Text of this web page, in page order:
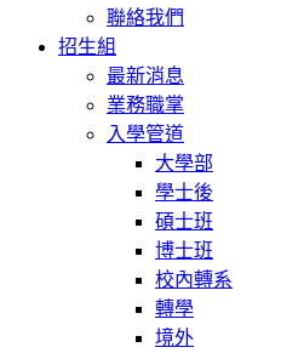
聯絡我們
招生組
最新消息
業務職掌
入學管道
大學部
學士後
碩士班
博士班
校內轉系
轉學
境外